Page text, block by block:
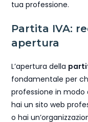
tua professione.
Partita IVA:
apertura
L’apertura della
fondamentale per
professione in modo
hai un sito web
o hai